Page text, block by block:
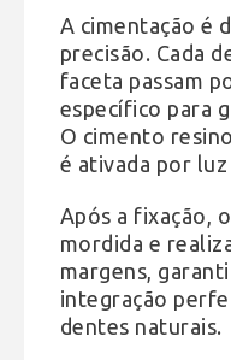
A cimentação é
precisão. Cada
faceta passam
específico para
O cimento
é ativada por luz
Após a fixação,
mordida e
margens,
integração
dentes naturais.